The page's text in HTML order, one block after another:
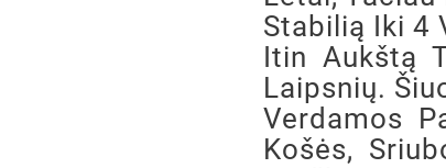
Stabilią Iki 4
Itin Aukštą
Laipsnių.
Verdamos
Košės,